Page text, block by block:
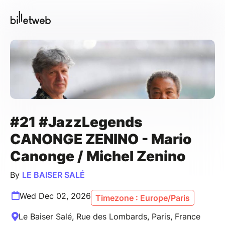
#21 #JazzLegends
CANONGE ZENINO - Mario
Canonge / Michel Zenino
By LE BAISER SALÉ
Wed Dec 02, 2026 Timezone : Europe/Paris
Le Baiser Salé, Rue des Lombards, Paris, France